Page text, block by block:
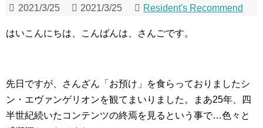
2021/3/25 2021/3/25 Resident's Recommend
はいこんにちは、こんばんは、さんごです。
先日ですが、さんざん「お預け」を食らっておりましたシ
ン・エヴァンゲリオンを観てまいりました。まあ25年、四
半世紀続いたコンテンツの終焉を見るという事で…色々と